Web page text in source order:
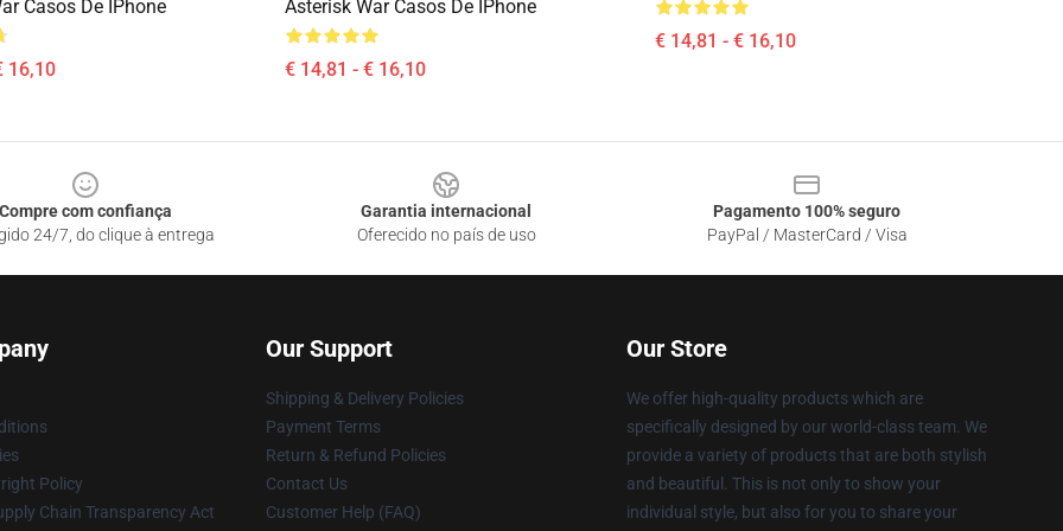
Casos De IPhone
16,10
Asterisk War Casos De IPhone
€ 14,81 - € 16,10
€ 14,81 - € 16,10
Compre com confiança
24/7, do clique à entrega
Garantia internacional
Oferecido no país de uso
Pagamento 100% seguro
PayPal / MasterCard / Visa
Policy
Chain Transparency Act
Our Support
Shipping & Delivery Policies
Payment Terms
Return & Refund Policies
Contact Us
Customer Help (FAQ)
Our Store
We offer high-quality products which are
specifically designed by our world-class team. We
provide a variety of products that are both stylish
and beautiful. This is not only to show your
individual style, but also for you to share your